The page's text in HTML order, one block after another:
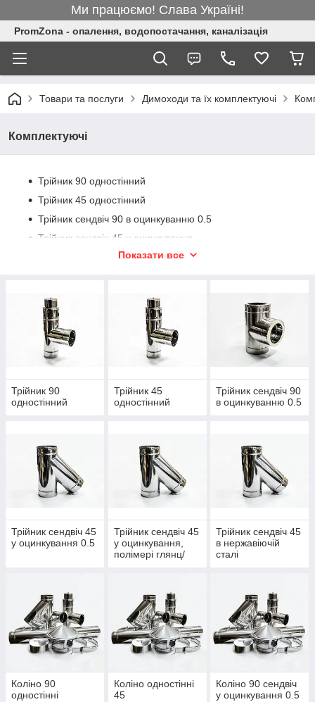
Ми працюємо! Слава Україні!
PromZona - опалення, водопостачання, каналізація
Товари та послуги Димоходи та їх комплектуючі
Комплектуючі
Трійник 90 одностінний
Трійник 45 одностінний
Трійник сендвіч 90 в оцинкуванню 0.5
Трійник сендвіч 45 у оцинкування
Трійник сендвіч 90 в оцинкування, полімер глянц/мат
Трійник сендвіч 90 в нержавіючій сталі
Трійник сендвіч 45 в нержавіючій сталі
Коліно 90 одностінні
Коліно одностінні 45
Коліно 45 сендвіч у оцинкування 0.5
Коліно 90 сендвіч у оцинкування, полімер глянц/мат
Коліно 90 сендвіч в нержавіючій сталі
Коліно 45 сендвіч в нержавіючій сталі
Регулятор тяги одностінний
Регулятор тяги сендвіч у оцинкування, полімер глянц/
мат
Регулятор тяги в нержавіючій сталі
Перехід
Парасолька
Флюгер
Дефлектор
Лійка, розета, стакан, окапник, заглушка
Показати все
Трійник 90
одностінний
Трійник 45
одностінний
Трійник сендвіч 90
в оцинкуванню 0.5
Трійник сендвіч 45
у оцинкування 0.5
Трійник сендвіч 45
у оцинкування,
полімері глянц/
Трійник сендвіч 45
в нержавіючій
сталі
Коліно 90
одностінні
Коліно одностінні
45
Коліно 90 сендвіч
у оцинкування 0.5